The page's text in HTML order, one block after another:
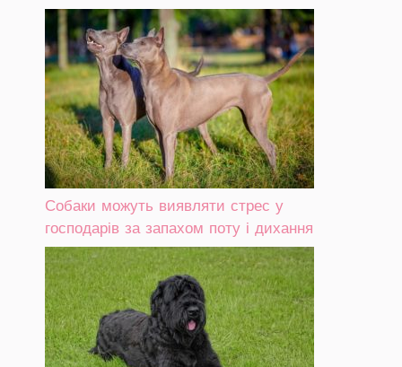
Собаки можуть виявляти стрес у
господарів за запахом поту і дихання